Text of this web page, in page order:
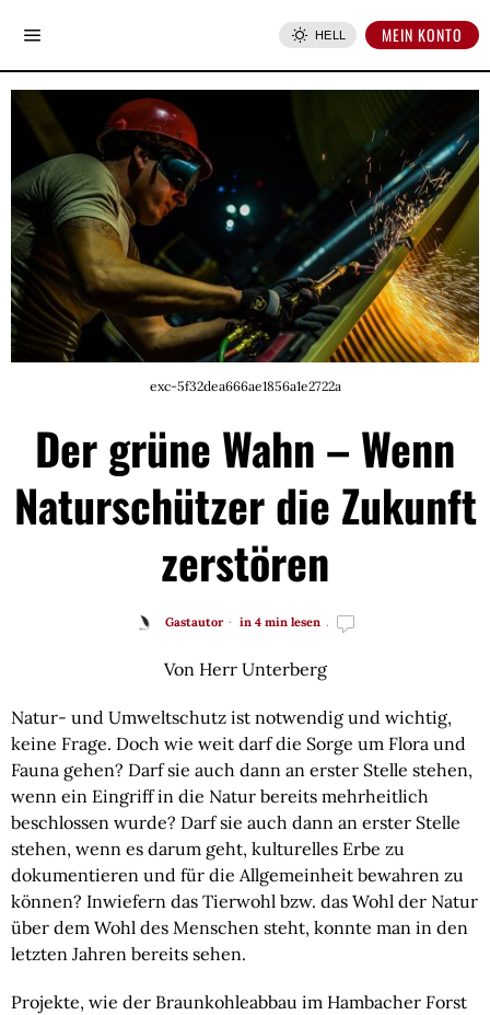
HELL MEIN KONTO
exc-5f32dea666ae1856a1e2722a
Der grüne Wahn – Wenn
Naturschützer die Zukunft
zerstören
Gastautor in 4 min lesen
Von Herr Unterberg
Natur- und Umweltschutz ist notwendig und wichtig,
keine Frage. Doch wie weit darf die Sorge um Flora und
Fauna gehen? Darf sie auch dann an erster Stelle stehen,
wenn ein Eingriff in die Natur bereits mehrheitlich
beschlossen wurde? Darf sie auch dann an erster Stelle
stehen, wenn es darum geht, kulturelles Erbe zu
dokumentieren und für die Allgemeinheit bewahren zu
können? Inwiefern das Tierwohl bzw. das Wohl der Natur
über dem Wohl des Menschen steht, konnte man in den
letzten Jahren bereits sehen.
Projekte, wie der Braunkohleabbau im Hambacher Forst